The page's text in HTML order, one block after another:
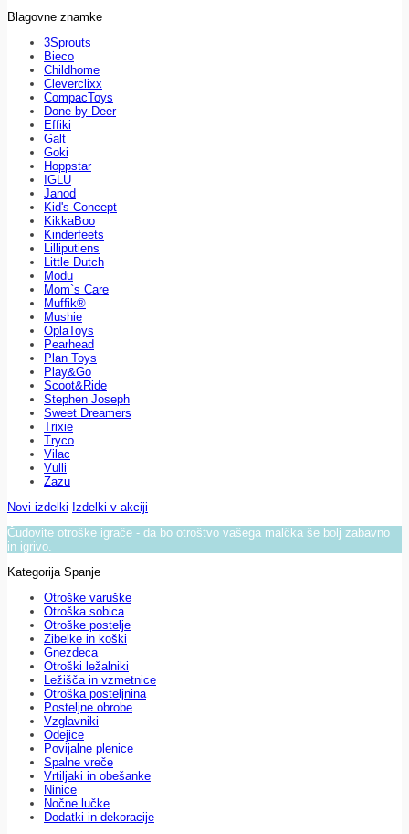
Blagovne znamke
3Sprouts
Bieco
Childhome
Cleverclixx
CompacToys
Done by Deer
Effiki
Galt
Goki
Hoppstar
IGLU
Janod
Kid's Concept
KikkaBoo
Kinderfeets
Lilliputiens
Little Dutch
Modu
Mom`s Care
Muffik®
Mushie
OplaToys
Pearhead
Plan Toys
Play&Go
Scoot&Ride
Stephen Joseph
Sweet Dreamers
Trixie
Tryco
Vilac
Vulli
Zazu
Novi izdelki Izdelki v akciji
Čudovite otroške igrače - da bo otroštvo vašega malčka še bolj zabavno
in igrivo.
Kategorija Spanje
Otroške varuške
Otroška sobica
Otroške postelje
Zibelke in koški
Gnezdeca
Otroški ležalniki
Ležišča in vzmetnice
Otroška posteljnina
Posteljne obrobe
Vzglavniki
Odejice
Povijalne plenice
Spalne vreče
Vrtiljaki in obešanke
Ninice
Nočne lučke
Dodatki in dekoracije